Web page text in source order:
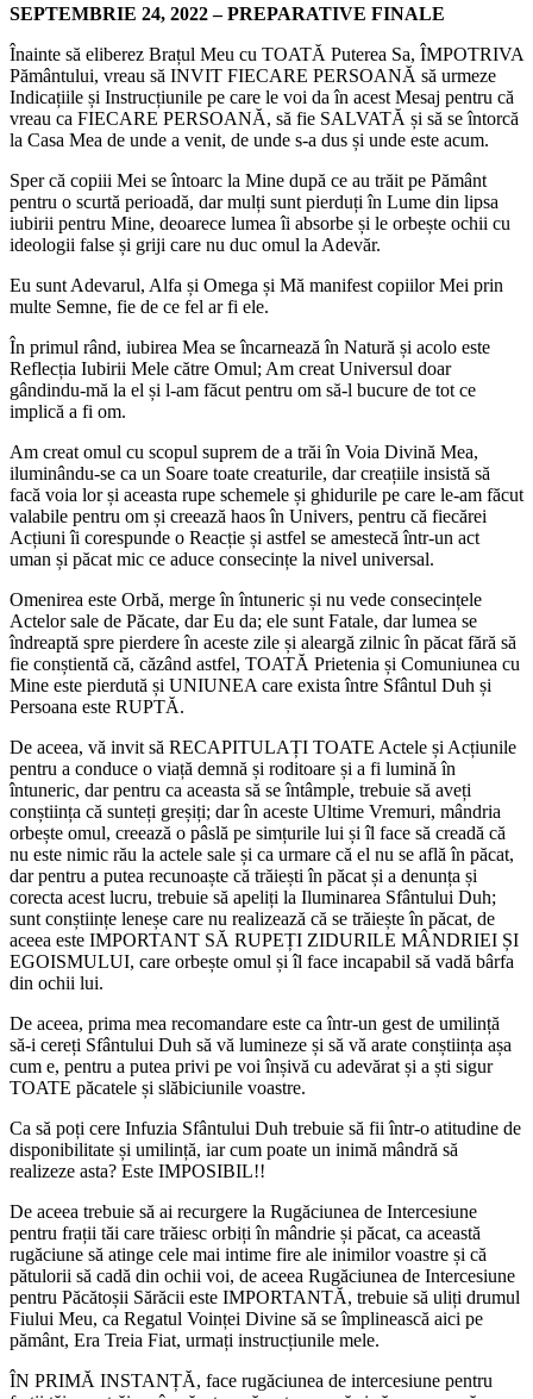
SEPTEMBRIE 24, 2022 – PREPARATIVE FINALE
Înainte să eliberez Brațul Meu cu TOATĂ Puterea Sa, ÎMPOTRIVA
Pământului, vreau să INVIT FIECARE PERSOANĂ să urmeze
Indicațiile și Instrucțiunile pe care le voi da în acest Mesaj pentru că
vreau ca FIECARE PERSOANĂ, să fie SALVATĂ și să se întorcă
la Casa Mea de unde a venit, de unde s-a dus și unde este acum.
Sper că copiii Mei se întoarc la Mine după ce au trăit pe Pământ
pentru o scurtă perioadă, dar mulți sunt pierduți în Lume din lipsa
iubirii pentru Mine, deoarece lumea îi absorbe și le orbește ochii cu
ideologii false și griji care nu duc omul la Adevăr.
Eu sunt Adevarul, Alfa și Omega și Mă manifest copiilor Mei prin
multe Semne, fie de ce fel ar fi ele.
În primul rând, iubirea Mea se încarnează în Natură și acolo este
Reflecția Iubirii Mele către Omul; Am creat Universul doar
gândindu-mă la el și l-am făcut pentru om să-l bucure de tot ce
implică a fi om.
Am creat omul cu scopul suprem de a trăi în Voia Divină Mea,
iluminându-se ca un Soare toate creaturile, dar creațiile insistă să
facă voia lor și aceasta rupe schemele și ghidurile pe care le-am făcut
valabile pentru om și creează haos în Univers, pentru că fiecărei
Acțiuni îi corespunde o Reacție și astfel se amestecă într-un act
uman și păcat mic ce aduce consecințe la nivel universal.
Omenirea este Orbă, merge în întuneric și nu vede consecințele
Actelor sale de Păcate, dar Eu da; ele sunt Fatale, dar lumea se
îndreaptă spre pierdere în aceste zile și aleargă zilnic în păcat fără să
fie conștientă că, căzând astfel, TOATĂ Prietenia și Comuniunea cu
Mine este pierdută și UNIUNEA care exista între Sfântul Duh și
Persoana este RUPTĂ.
De aceea, vă invit să RECAPITULAȚI TOATE Actele și Acțiunile
pentru a conduce o viață demnă și roditoare și a fi lumină în
întuneric, dar pentru ca aceasta să se întâmple, trebuie să aveți
conștiința că sunteți greșiți; dar în aceste Ultime Vremuri, mândria
orbește omul, creează o pâslă pe simțurile lui și îl face să creadă că
nu este nimic rău la actele sale și ca urmare că el nu se află în păcat,
dar pentru a putea recunoaște că trăiești în păcat și a denunța și
corecta acest lucru, trebuie să apeliți la Iluminarea Sfântului Duh;
sunt conștiințe leneșe care nu realizează că se trăiește în păcat, de
aceea este IMPORTANT SĂ RUPEȚI ZIDURILE MÂNDRIEI ȘI
EGOISMULUI, care orbește omul și îl face incapabil să vadă bârfa
din ochii lui.
De aceea, prima mea recomandare este ca într-un gest de umilință
să-i cereți Sfântului Duh să vă lumineze și să vă arate conștiința așa
cum e, pentru a putea privi pe voi înșivă cu adevărat și a ști sigur
TOATE păcatele și slăbiciunile voastre.
Ca să poți cere Infuzia Sfântului Duh trebuie să fii într-o atitudine de
disponibilitate și umilință, iar cum poate un inimă mândră să
realizeze asta? Este IMPOSIBIL!!
De aceea trebuie să ai recurgere la Rugăciunea de Intercesiune
pentru frații tăi care trăiesc orbiți în mândrie și păcat, ca această
rugăciune să atinge cele mai intime fire ale inimilor voastre și că
pătulorii să cadă din ochii voi, de aceea Rugăciunea de Intercesiune
pentru Păcătoșii Sărăcii este IMPORTANTĂ, trebuie să uliți drumul
Fiului Meu, ca Regatul Voinței Divine să se împlinească aici pe
pământ, Era Treia Fiat, urmați instrucțiunile mele.
ÎN PRIMĂ INSTANȚĂ, face rugăciunea de intercesiune pentru